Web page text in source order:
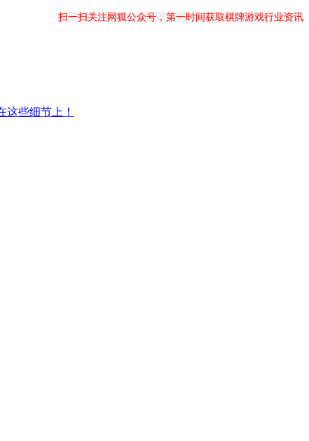
扫一扫关注网狐公众号，第一时间获取棋牌游戏行业资讯
些细节上！